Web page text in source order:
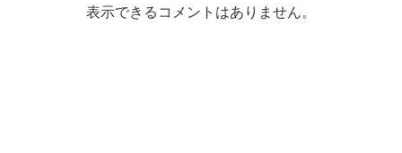
表示できるコメントはありません。